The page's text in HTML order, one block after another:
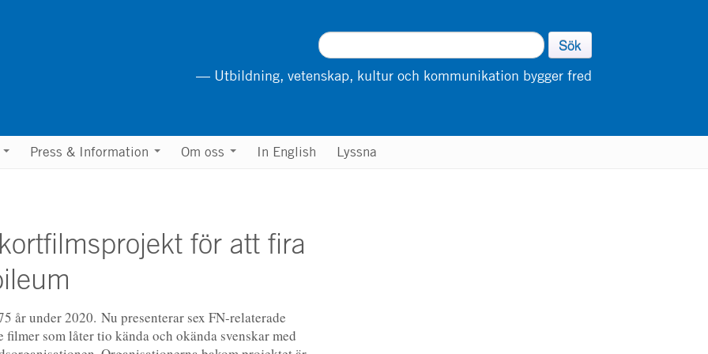
Sök
— Utbildning, vetenskap, kultur och kommunikation bygger fred
Press & Information Om oss In English Lyssna
för att fira
år under 2020. Nu presenterar sex FN-relaterade
som låter tio kända och okända svenskar med